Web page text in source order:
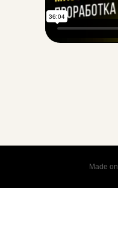
Made on